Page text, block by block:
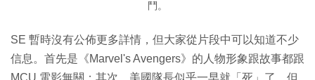
鬥。
SE 暫時沒有公佈更多詳情，但大家從片段中可以知道不少
信息。首先是《Marvel's Avengers》的人物形象跟故事都跟